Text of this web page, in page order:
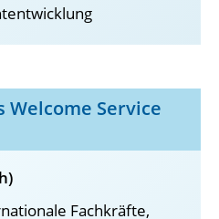
Welcome Service
Fachkräfte,